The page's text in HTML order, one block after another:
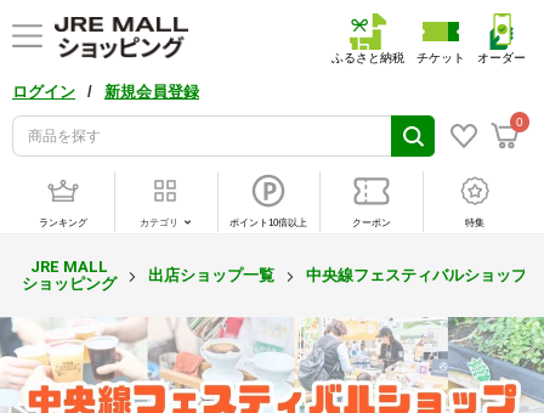
ログイン / 新規会員登録
0
ふるさと納税 チケット オーダー
ランキング カテゴリ ポイント10倍以上 クーポン 特集
JRE MALL
ショッピング
出店ショップ一覧 中央線フェスティバルショップ